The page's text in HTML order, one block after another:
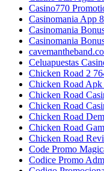
Casino770
Casinomania App
Casinomania
Casinomania
Celuapuestas
Chicken Road 2
Chicken Road Apk
Chicken Road
Chicken Road
Chicken Road
Chicken Road
Chicken Road
Code Promo
Codice Promo